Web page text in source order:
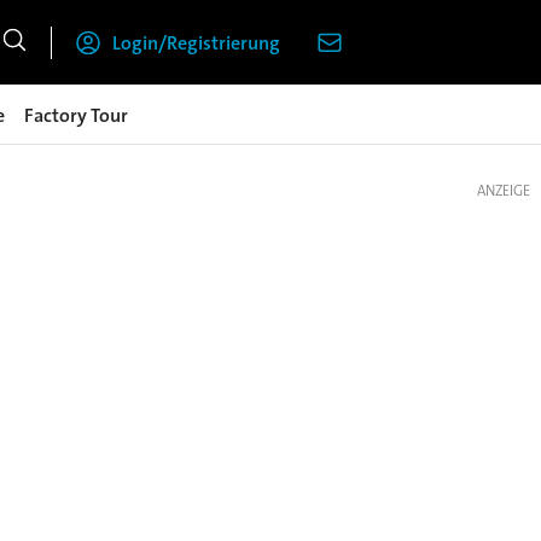
Login/Registrierung
Factory Tour
ANZEIGE